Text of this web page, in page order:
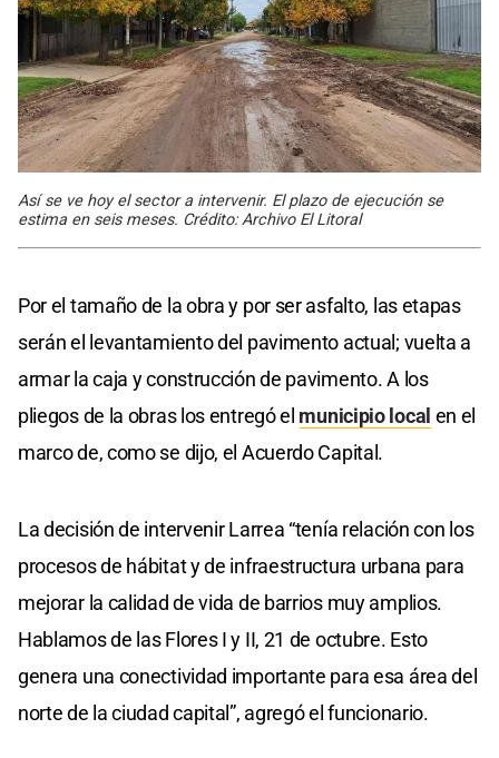
Así se ve hoy el sector a intervenir. El plazo de ejecución se
estima en seis meses. Crédito: Archivo El Litoral
Por el tamaño de la obra y por ser asfalto, las etapas
serán el levantamiento del pavimento actual; vuelta a
armar la caja y construcción de pavimento. A los
pliegos de la obras los entregó el municipio local en el
marco de, como se dijo, el Acuerdo Capital.
La decisión de intervenir Larrea “tenía relación con los
procesos de hábitat y de infraestructura urbana para
mejorar la calidad de vida de barrios muy amplios.
Hablamos de las Flores I y II, 21 de octubre. Esto
genera una conectividad importante para esa área del
norte de la ciudad capital”, agregó el funcionario.